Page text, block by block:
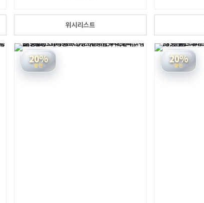
위시리스트
20%
할인
20%
할인